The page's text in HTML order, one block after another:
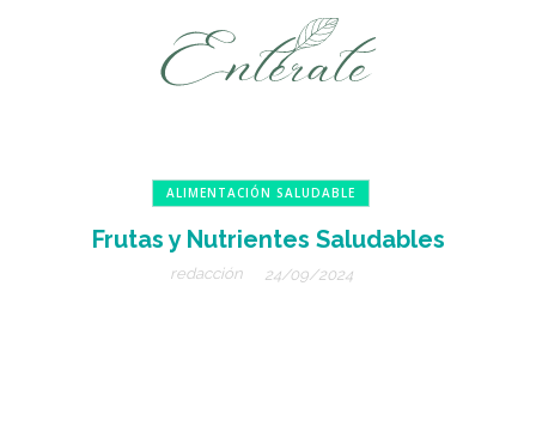
ALIMENTACIÓN SALUDABLE
Frutas y Nutrientes Saludables
redacción 24/09/2024